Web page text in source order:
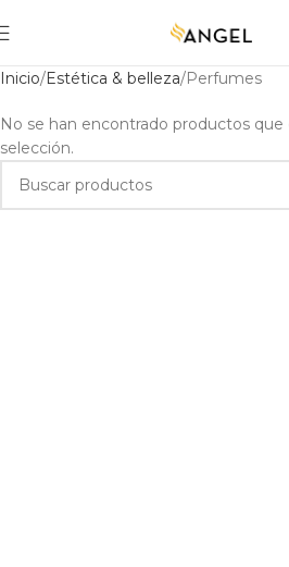
Inicio Estética & belleza Perfumes
No se han encontrado productos
selección.